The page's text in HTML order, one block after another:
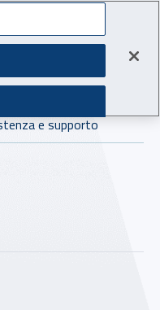
Apertura in nuova finestra
in nuova finestra
Sito esterno - Apertura in
- Sito esterno -
Youtube - Sito esterno -
Tiktok - SitoSpreaker -
in:tutto INAIL.it
e supporto